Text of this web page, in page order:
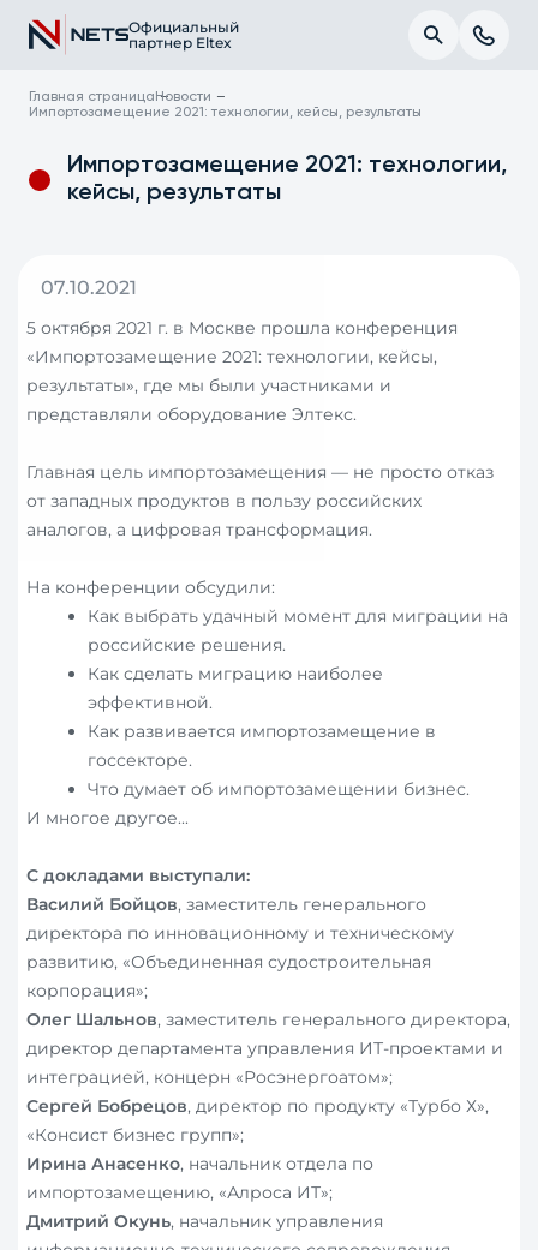
Официальный
партнер Eltex
Главная страница Новости
Импортозамещение 2021: технологии, кейсы, результаты
Импортозамещение 2021: технологии,
кейсы, результаты
07.10.2021
5 октября 2021 г. в Москве прошла конференция
«Импортозамещение 2021: технологии, кейсы,
результаты», где мы были участниками и
представляли оборудование Элтекс.
Главная цель импортозамещения — не просто отказ
от западных продуктов в пользу российских
аналогов, а цифровая трансформация.
На конференции обсудили:
Как выбрать удачный момент для миграции на
российские решения.
Как сделать миграцию наиболее
эффективной.
Как развивается импортозамещение в
госсекторе.
Что думает об импортозамещении бизнес.
И многое другое...
С докладами выступали:
Василий Бойцов, заместитель генерального
директора по инновационному и техническому
развитию, «Объединенная судостроительная
корпорация»;
Олег Шальнов, заместитель генерального директора,
директор департамента управления ИТ-проектами и
интеграцией, концерн «Росэнергоатом»;
Сергей Бобрецов, директор по продукту «Турбо Х»,
«Консист бизнес групп»;
Ирина Анасенко, начальник отдела по
импортозамещению, «Алроса ИТ»;
Дмитрий Окунь, начальник управления